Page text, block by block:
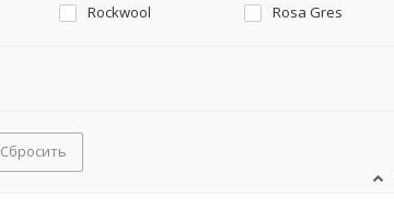
Rockwool Rosa Gres
Сбросить